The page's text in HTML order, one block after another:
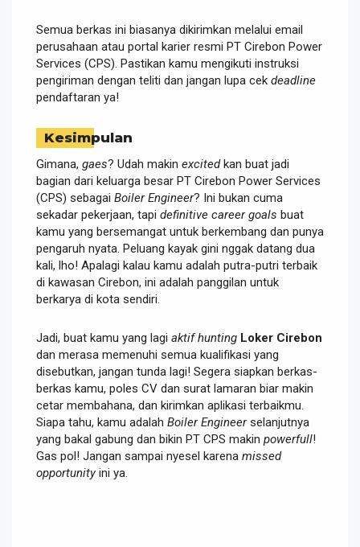
Semua berkas ini biasanya dikirimkan melalui email
perusahaan atau portal karier resmi PT Cirebon Power
Services (CPS). Pastikan kamu mengikuti instruksi
pengiriman dengan teliti dan jangan lupa cek deadline
pendaftaran ya!
Kesimpulan
Gimana, gaes? Udah makin excitedkan buat jadi
bagian dari keluarga besar PT Cirebon Power Services
(CPS) sebagai Boiler Engineer? Ini bukan cuma
sekadar pekerjaan, tapi definitive career goals buat
kamu yang bersemangat untuk berkembang dan punya
pengaruh nyata. Peluang kayak gini nggak datang dua
kali, lho! Apalagi kalau kamu adalah putra-putri terbaik
di kawasan Cirebon, ini adalah panggilan untuk
berkarya di kota sendiri.
Jadi, buat kamu yang lagi aktif hunting Loker Cirebon
dan merasa memenuhi semua kualifikasi yang
disebutkan, jangan tunda lagi! Segera siapkan berkas-
berkas kamu, poles CV dan surat lamaran biar makin
cetar membahana, dan kirimkan aplikasi terbaikmu.
Siapa tahu, kamu adalah Boiler Engineerselanjutnya
yang bakal gabung dan bikin PT CPS makin powerfull!
Gas pol! Jangan sampai nyesel karena missed
opportunityini ya.